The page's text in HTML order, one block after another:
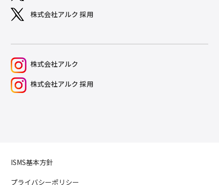
株式会社アルク 採用
株式会社アルク
株式会社アルク 採用
ISMS基本方針
プライバシーポリシー